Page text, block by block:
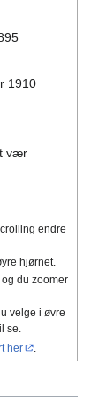
1910
vær
endre
hjørnet.
du zoomer
velge i øvre
se.
her